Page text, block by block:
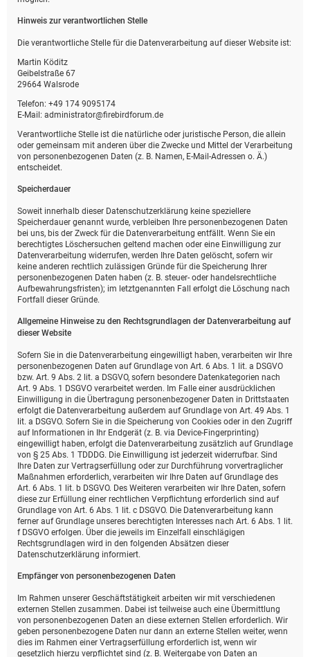
Hinweis zur verantwortlichen Stelle
Die verantwortliche Stelle für die Datenverarbeitung auf dieser Website ist:
Martin Köditz
Geibelstraße 67
29664 Walsrode
Telefon: +49 174 9095174
E-Mail: administrator@firebirdforum.de
Verantwortliche Stelle ist die natürliche oder juristische Person, die allein
oder gemeinsam mit anderen über die Zwecke und Mittel der Verarbeitung
von personenbezogenen Daten (z. B. Namen, E-Mail-Adressen o. Ä.)
entscheidet.
Speicherdauer
Soweit innerhalb dieser Datenschutzerklärung keine speziellere
Speicherdauer genannt wurde, verbleiben Ihre personenbezogenen Daten
bei uns, bis der Zweck für die Datenverarbeitung entfällt. Wenn Sie ein
berechtigtes Löschersuchen geltend machen oder eine Einwilligung zur
Datenverarbeitung widerrufen, werden Ihre Daten gelöscht, sofern wir
keine anderen rechtlich zulässigen Gründe für die Speicherung Ihrer
personenbezogenen Daten haben (z. B. steuer- oder handelsrechtliche
Aufbewahrungsfristen); im letztgenannten Fall erfolgt die Löschung nach
Fortfall dieser Gründe.
Allgemeine Hinweise zu den Rechtsgrundlagen der Datenverarbeitung auf
dieser Website
Sofern Sie in die Datenverarbeitung eingewilligt haben, verarbeiten wir Ihre
personenbezogenen Daten auf Grundlage von Art. 6 Abs. 1 lit. a DSGVO
bzw. Art. 9 Abs. 2 lit. a DSGVO, sofern besondere Datenkategorien nach
Art. 9 Abs. 1 DSGVO verarbeitet werden. Im Falle einer ausdrücklichen
Einwilligung in die Übertragung personenbezogener Daten in Drittstaaten
erfolgt die Datenverarbeitung außerdem auf Grundlage von Art. 49 Abs. 1
lit. a DSGVO. Sofern Sie in die Speicherung von Cookies oder in den Zugriff
auf Informationen in Ihr Endgerät (z. B. via Device-Fingerprinting)
eingewilligt haben, erfolgt die Datenverarbeitung zusätzlich auf Grundlage
von § 25 Abs. 1 TDDDG. Die Einwilligung ist jederzeit widerrufbar. Sind
Ihre Daten zur Vertragserfüllung oder zur Durchführung vorvertraglicher
Maßnahmen erforderlich, verarbeiten wir Ihre Daten auf Grundlage des
Art. 6 Abs. 1 lit. b DSGVO. Des Weiteren verarbeiten wir Ihre Daten, sofern
diese zur Erfüllung einer rechtlichen Verpflichtung erforderlich sind auf
Grundlage von Art. 6 Abs. 1 lit. c DSGVO. Die Datenverarbeitung kann
ferner auf Grundlage unseres berechtigten Interesses nach Art. 6 Abs. 1 lit.
f DSGVO erfolgen. Über die jeweils im Einzelfall einschlägigen
Rechtsgrundlagen wird in den folgenden Absätzen dieser
Datenschutzerklärung informiert.
Empfänger von personenbezogenen Daten
Im Rahmen unserer Geschäftstätigkeit arbeiten wir mit verschiedenen
externen Stellen zusammen. Dabei ist teilweise auch eine Übermittlung
von personenbezogenen Daten an diese externen Stellen erforderlich. Wir
geben personenbezogene Daten nur dann an externe Stellen weiter, wenn
dies im Rahmen einer Vertragserfüllung erforderlich ist, wenn wir
gesetzlich hierzu verpflichtet sind (z. B. Weitergabe von Daten an